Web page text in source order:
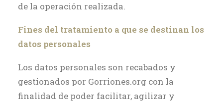
de la operación realizada.
Fines del tratamiento a que se destinan los
datos personales
Los datos personales son recabados y
gestionados por Gorriones.org con la
finalidad de poder facilitar, agilizar y